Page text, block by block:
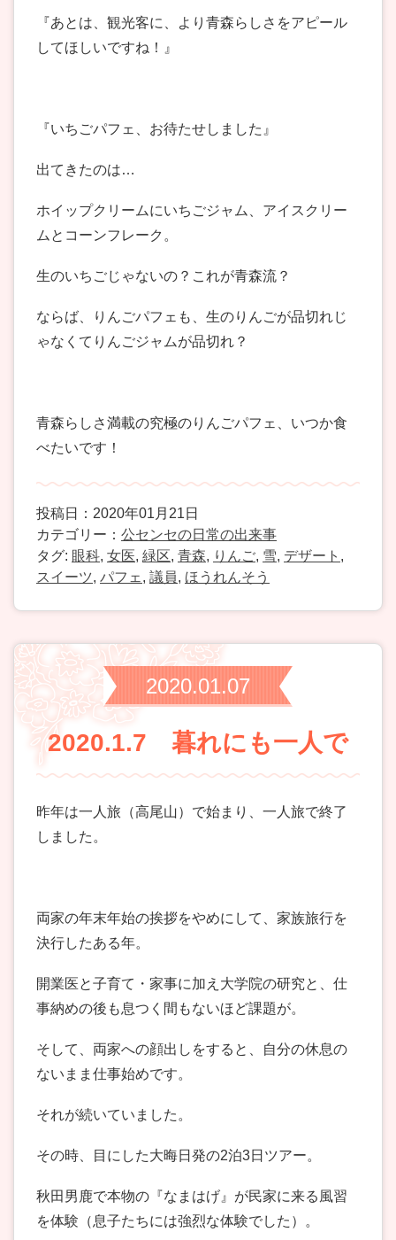
『あとは、観光客に、より青森らしさをアピール
してほしいですね！』
『いちごパフェ、お待たせしました』
出てきたのは…
ホイップクリームにいちごジャム、アイスクリー
ムとコーンフレーク。
生のいちごじゃないの？これが青森流？
ならば、りんごパフェも、生のりんごが品切れじ
ゃなくてりんごジャムが品切れ？
青森らしさ満載の究極のりんごパフェ、いつか食
べたいです！
投稿日：2020年01月21日
カテゴリー： 公センセの日常の出来事
タグ: 眼科, 女医, 緑区, 青森, りんご, 雪, デザート ,
スイーツ, パフェ , 議員, ほうれんそう
2020.01.07
2020.1.7 暮れにも一人で
昨年は一人旅（高尾山）で始まり、一人旅で終了
しました。
両家の年末年始の挨拶をやめにして、家族旅行を
決行したある年。
開業医と子育て・家事に加え大学院の研究と、仕
事納めの後も息つく間もないほど課題が。
そして、両家への顔出しをすると、自分の休息の
ないまま仕事始めです。
それが続いていました。
その時、目にした大晦日発の2泊3日ツアー。
秋田男鹿で本物の『なまはげ』が民家に来る風習
を体験（息子たちには強烈な体験でした）。